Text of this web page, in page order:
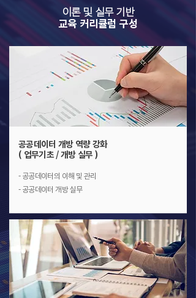
이론 및 실무 기반
교육 커리큘럼 구성
공공데이터 개방 역량 강화
( 업무기초 / 개방 실무 )
- 공공데이터의 이해 및 관리
- 공공데이터 개방 실무